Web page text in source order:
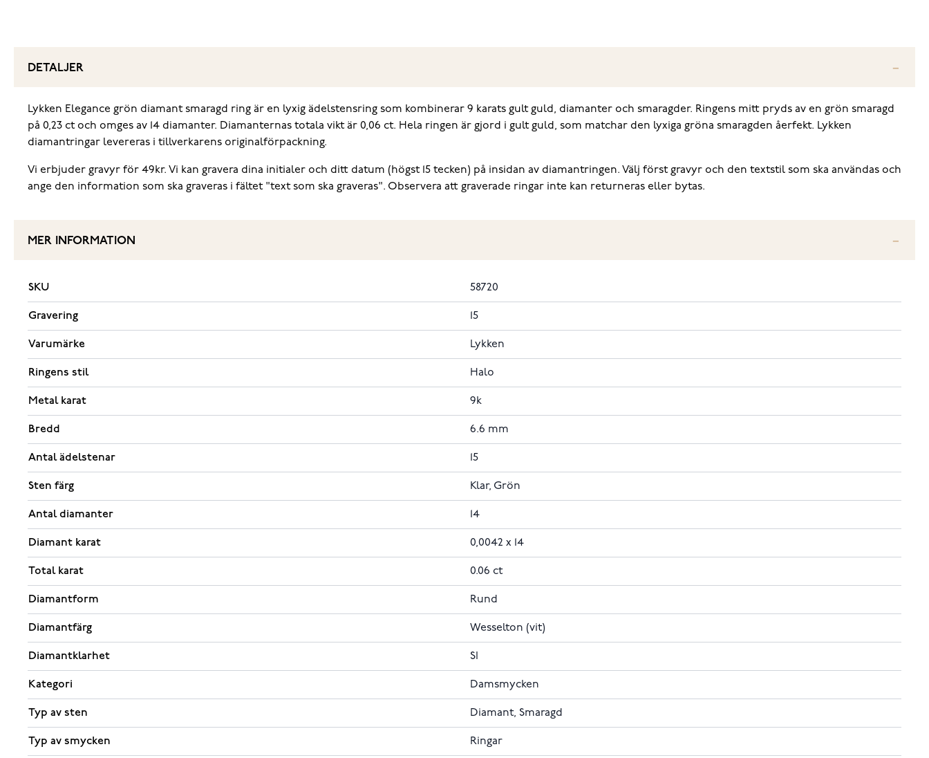
DETALJER
Lykken Elegance grön diamant smaragd ring är en lyxig ädelstensring som kombinerar 9 karats gult guld, diamanter och smaragder. Ringens mitt pryds av en grön smaragd
på 0,23 ct och omges av 14 diamanter. Diamanternas totala vikt är 0,06 ct. Hela ringen är gjord i gult guld, som matchar den lyxiga gröna smaragden åerfekt. Lykken
diamantringar levereras i tillverkarens originalförpackning.
Vi erbjuder gravyr för 49kr. Vi kan gravera dina initialer och ditt datum (högst 15 tecken) på insidan av diamantringen. Välj först gravyr och den textstil som ska användas och
ange den information som ska graveras i fältet "text som ska graveras". Observera att graverade ringar inte kan returneras eller bytas.
MER INFORMATION
SKU 58720
Gravering 15
Varumärke Lykken
Ringens stil Halo
Metal karat 9k
Bredd 6.6 mm
Antal ädelstenar 15
Sten färg Klar, Grön
Antal diamanter 14
Diamant karat 0,0042 x 14
Total karat 0.06 ct
Diamantform Rund
Diamantfärg Wesselton (vit)
Diamantklarhet SI
Kategori Damsmycken
Typ av sten Diamant, Smaragd
Typ av smycken Ringar